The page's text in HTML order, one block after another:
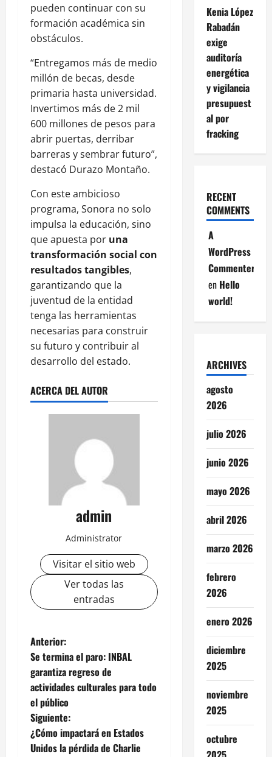
pueden continuar con su
formación académica sin
obstáculos.
“Entregamos más de medio
millón de becas, desde
primaria hasta universidad.
Invertimos más de 2 mil
600 millones de pesos para
abrir puertas, derribar
barreras y sembrar futuro”,
destacó Durazo Montaño.
Con este ambicioso
programa, Sonora no solo
impulsa la educación, sino
que apuesta por una
transformación social con
resultados tangibles,
garantizando que la
juventud de la entidad
tenga las herramientas
necesarias para construir
su futuro y contribuir al
desarrollo del estado.
ACERCA DEL AUTOR
admin
Administrator
Visitar el sitio web
Ver todas las
entradas
N
a
v
e
g
Anterior:
Se termina el paro: INBAL
garantiza regreso de
actividades culturales para todo
el público
Siguiente:
¿Cómo impactará en Estados
Unidos la pérdida de Charlie
Kenia López
Rabadán
exige
auditoría
energética
y vigilancia
presupuest
al por
fracking
RECENT
COMMENTS
A
WordPress
Commenter
en Hello
world!
ARCHIVES
agosto
2026
julio 2026
junio 2026
mayo 2026
abril 2026
marzo 2026
febrero
2026
enero 2026
diciembre
2025
noviembre
2025
octubre